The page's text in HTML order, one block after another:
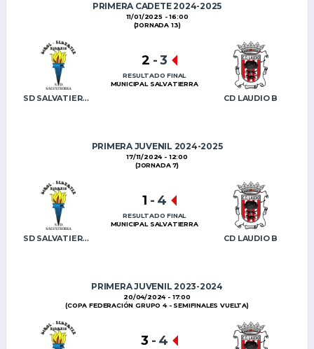
PRIMERA CADETE 2024-2025
11/01/2025 - 16:00
(JORNADA 13)
SD SALVATIERRA CD LAUDIO B
2 -3
RESULTADO FINAL
MUNICIPAL SALVATIERRA
PRIMERA JUVENIL 2024-2025
17/11/2024 - 12:00
(JORNADA 7)
SD SALVATIERRA CD LAUDIO B
1 - 4
RESULTADO FINAL
MUNICIPAL SALVATIERRA
PRIMERA JUVENIL 2023-2024
20/04/2024 - 17:00
(COPA FEDERACIÓN GRUPO 4 - SEMIFINALES VUELTA)
3 - 4